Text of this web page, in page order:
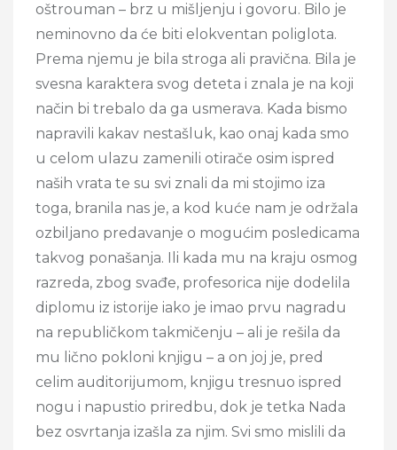
oštrouman – brz u mišljenju i govoru. Bilo je
neminovno da će biti elokventan poliglota.
Prema njemu je bila stroga ali pravična. Bila je
svesna karaktera svog deteta i znala je na koji
način bi trebalo da ga usmerava. Kada bismo
napravili kakav nestašluk, kao onaj kada smo
u celom ulazu zamenili otirače osim ispred
naših vrata te su svi znali da mi stojimo iza
toga, branila nas je, a kod kuće nam je održala
ozbiljano predavanje o mogućim posledicama
takvog ponašanja. Ili kada mu na kraju osmog
razreda, zbog svađe, profesorica nije dodelila
diplomu iz istorije iako je imao prvu nagradu
na republičkom takmičenju – ali je rešila da
mu lično pokloni knjigu – a on joj je, pred
celim auditorijumom, knjigu tresnuo ispred
nogu i napustio priredbu, dok je tetka Nada
bez osvrtanja izašla za njim. Svi smo mislili da